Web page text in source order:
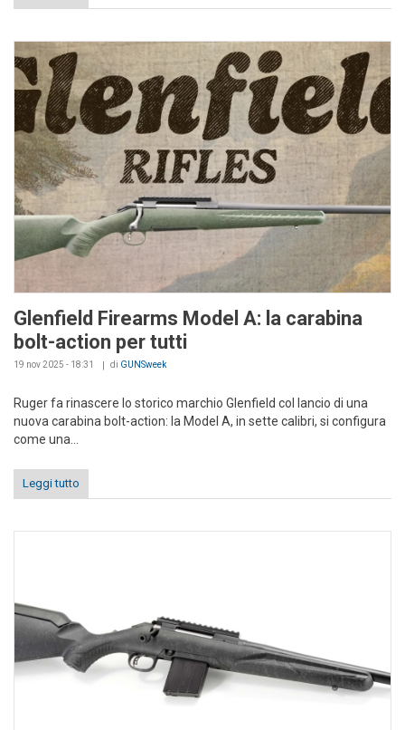
Glenfield Firearms Model A: la carabina
bolt-action per tutti
19 nov 2025 - 18:31 di GUNSweek
Ruger fa rinascere lo storico marchio Glenfield col lancio di una
nuova carabina bolt-action: la Model A, in sette calibri, si configura
come una...
Leggi tutto